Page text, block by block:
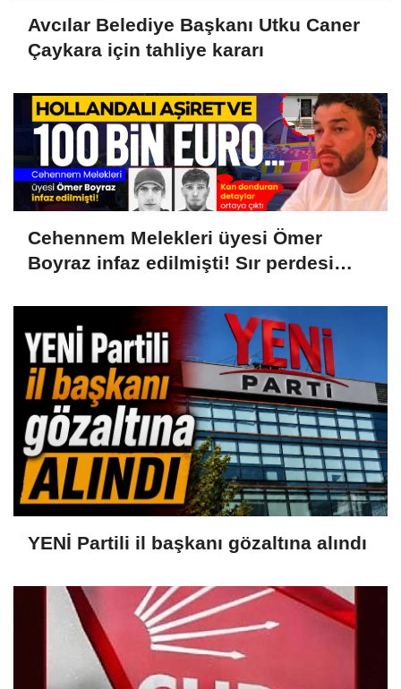
Avcılar Belediye Başkanı Utku Caner
Çaykara için tahliye kararı
Cehennem Melekleri üyesi Ömer
Boyraz infaz edilmişti! Sır perdesi
Euroluk kanlı infaz
YENİ Partili il başkanı gözaltına alındı